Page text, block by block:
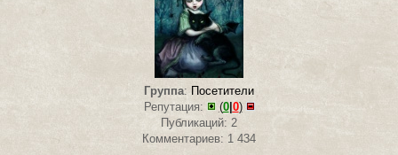
Группа: Посетители
Репутация:
(0|0)
Публикаций: 2
Комментариев: 1 434